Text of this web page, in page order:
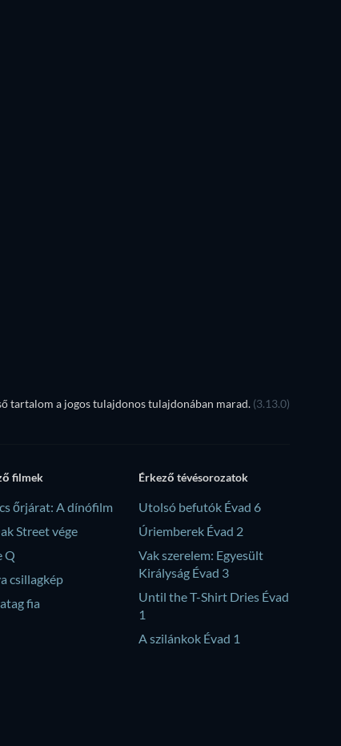
tartalom a jogos tulajdonos tulajdonában marad. (3.13.0)
filmek
őrjárat: A dínófilm
Street vége
Q
csillagkép
fia
Érkező tévésorozatok
Utolsó befutók Évad 6
Úriemberek Évad 2
Vak szerelem: Egyesült
Királyság Évad 3
Until the T-Shirt Dries Évad
1
A szilánkok Évad 1